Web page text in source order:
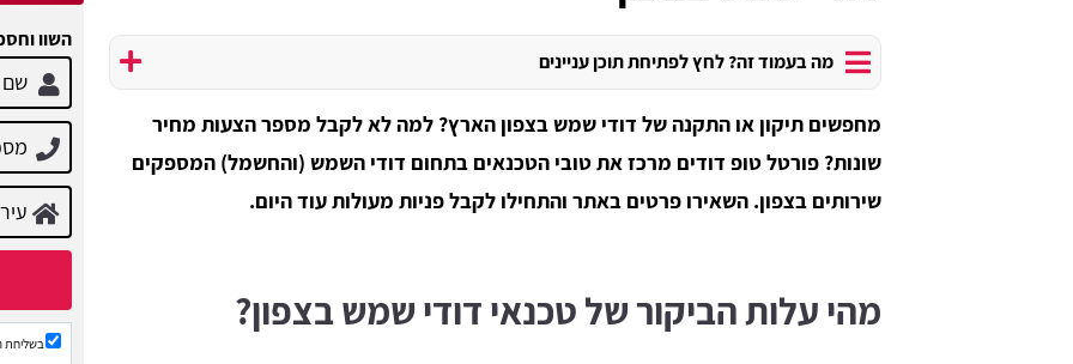
מה בעמוד זה? לחץ לפתיחת תוכן עניינים
מחפשים תיקון או התקנה של דודי שמש בצפון הארץ? למה לא לקבל מספר הצעות מחיר
שונות? פורטל טופ דודים מרכז את טובי הטכנאים בתחום דודי השמש (והחשמל) המספקים
שירותים בצפון. השאירו פרטים באתר והתחילו לקבל פניות מעולות עוד היום.
מהי עלות הביקור של טכנאי דודי שמש בצפון?
השוו
בשליחת